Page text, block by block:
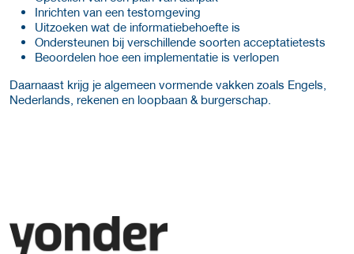
Inrichten van een testomgeving
Uitzoeken wat de informatiebehoefte is
Ondersteunen bij verschillende soorten acceptatietests
Beoordelen hoe een implementatie is verlopen
Daarnaast krijg je algemeen vormende vakken zoals Engels,
Nederlands, rekenen en loopbaan & burgerschap.
about this provider